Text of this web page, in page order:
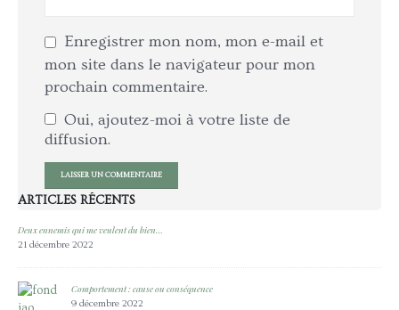
Enregistrer mon nom, mon e-mail et
mon site dans le navigateur pour mon
prochain commentaire.
Oui, ajoutez-moi à votre liste de
diffusion.
ARTICLES RÉCENTS
Deux ennemis qui me veulent du bien…
21 décembre 2022
Comportement : cause ou conséquence
9 décembre 2022